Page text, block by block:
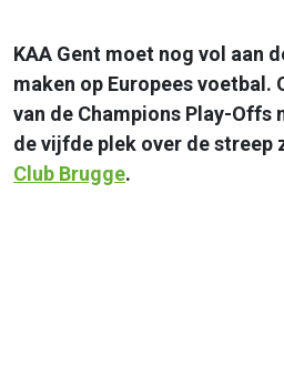
KAA Gent moet nog vol aan
maken op Europees voetbal.
van de Champions Play-Offs
de vijfde plek over de streep
Club Brugge.